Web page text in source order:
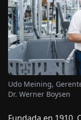
Udo Meining,
Dr. Werner Boysen